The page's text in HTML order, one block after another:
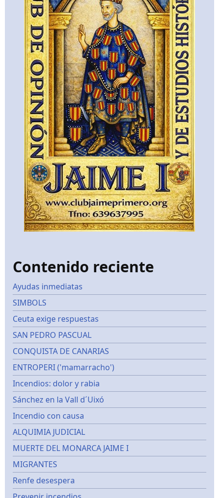
Contenido reciente
Ayudas inmediatas
SIMBOLS
Ceuta exige respuestas
SAN PEDRO PASCUAL
CONQUISTA DE CANARIAS
ENTROPERI ('mamarracho')
Incendios: dolor y rabia
Sánchez en la Vall d´Uixó
Incendio con causa
ALQUIMIA JUDICIAL
MUERTE DEL MONARCA JAIME I
MIGRANTES
Renfe desespera